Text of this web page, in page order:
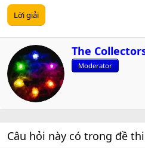
Lời giải
W
r
i
n
y
The
Moderator
Câu hỏi này có trong đề thi